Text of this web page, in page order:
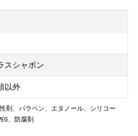
スシャボン
以外
剤、パラベン、エタノール、シリコー
、防腐剤